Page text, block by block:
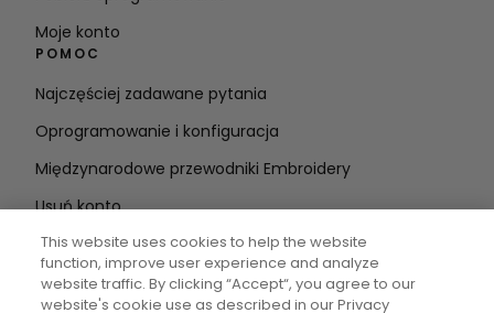
Moje konto
POMOC
Najczęściej zadawane pytania
Oprogramowanie i konfiguracja
Międzynarodowe przewodniki Embroidery
Usuń konto
Wprowadź
This website uses cookies to help the website
function, improve user experience and analyze
website traffic. By clicking “Accept“, you agree to our
website's cookie use as described in our Privacy